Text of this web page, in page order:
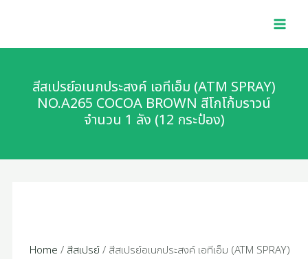
content
สีสเปรย์อเนกประสงค์ เอทีเอ็ม (ATM SPRAY)
NO.A265 COCOA BROWN สีโกโก้บราวน์
จำนวน 1 ลัง (12 กระป๋อง)
Home / สีสเปรย์/ สีสเปรย์อเนกประสงค์ เอทีเอ็ม (ATM SPRAY)